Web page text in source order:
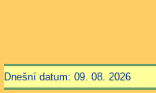
Dnešní datum: 09. 08. 2026